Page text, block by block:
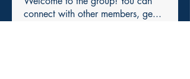
connect with other members, ge...